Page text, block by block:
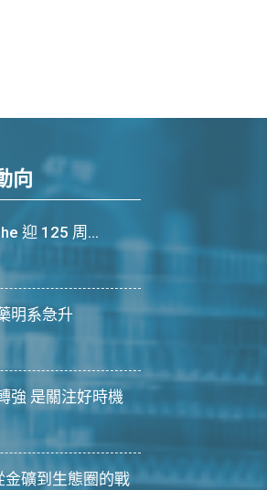
向
迎 125 周...
明系急升
強 是關注好時機
金礦到生態圈的戰